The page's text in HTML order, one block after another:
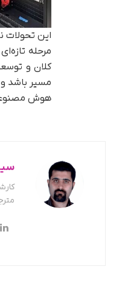
این تحولات
هوش